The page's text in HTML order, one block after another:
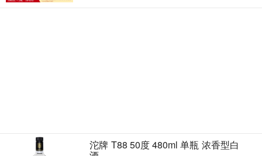
沱牌 T88 50度 480ml 单瓶 浓香型白